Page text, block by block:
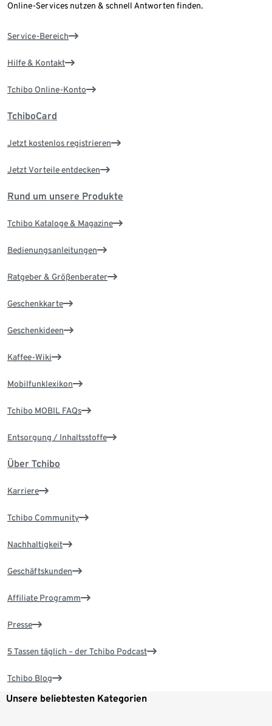
Online-Services nutzen & schnell Antworten finden.
Service-Bereich
Hilfe & Kontakt
Tchibo Online-Konto
TchiboCard
Jetzt kostenlos registrieren
Jetzt Vorteile entdecken
Rund um unsere Produkte
Tchibo Kataloge & Magazine
Bedienungsanleitungen
Ratgeber & Größenberater
Geschenkkarte
Geschenkideen
Kaffee-Wiki
Mobilfunklexikon
Tchibo MOBIL FAQs
Entsorgung / Inhaltsstoffe
Über Tchibo
Karriere
Tchibo Community
Nachhaltigkeit
Geschäftskunden
Affiliate Programm
Presse
5 Tassen täglich – der Tchibo Podcast
Tchibo Blog
Unsere beliebtesten Kategorien